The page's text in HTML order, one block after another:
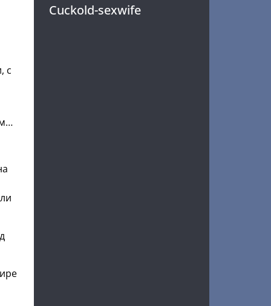
Cuckold-sexwife
с